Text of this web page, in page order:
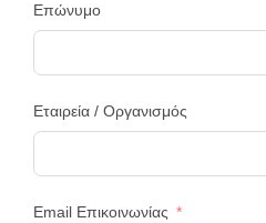
Επώνυμο
Εταιρεία / Οργανισμός
Email Επικοινωνίας